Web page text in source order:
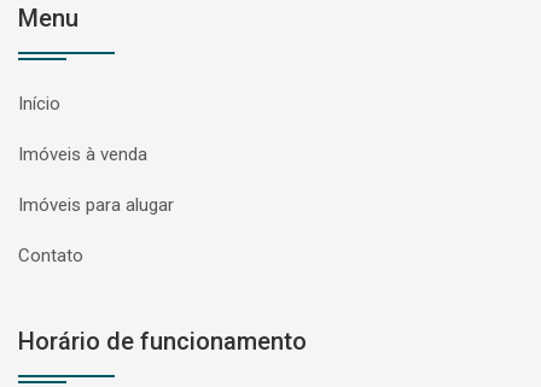
Menu
Início
Imóveis à venda
Imóveis para alugar
Contato
Horário de funcionamento